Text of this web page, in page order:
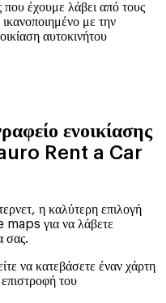
που έχουμε λάβει από τους
με την
αυτοκινήτου
ενοικίασης
Rent a Car
η καλύτερη επιλογή
maps για να λάβετε
σας.
να κατεβάσετε έναν χάρτη
του